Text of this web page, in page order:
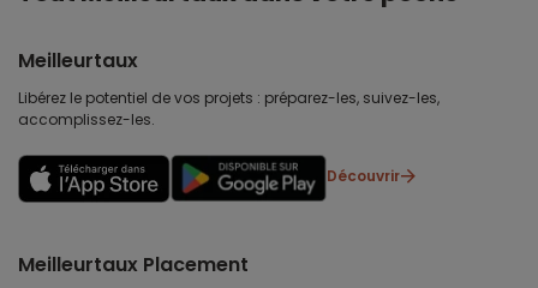
Meilleurtaux
Libérez le potentiel de vos projets : préparez-les, suivez-les,
accomplissez-les.
Découvrir
Meilleurtaux Placement